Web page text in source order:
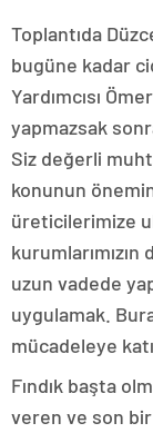
Toplantıda
bugüne kadar
Yardımcısı
yapmazsak
Siz değerli
konunun
üreticilerimize
uzun vadede
uygulamak.
mücadeleye
Fındık başta
veren ve son bir